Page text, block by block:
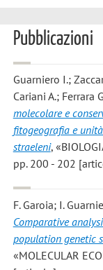
Pubblicazioni
Guarniero I.;
Cariani A.; Ferrara
molecolare e
fitogeografia e
straeleni,
pp. 200 - 202
F. Garoia; I.
Comparative
population genetic
«MOLECULAR